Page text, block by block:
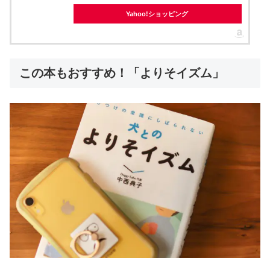
Yahoo!ショッピング
この本もおすすめ！「よりそイズム」